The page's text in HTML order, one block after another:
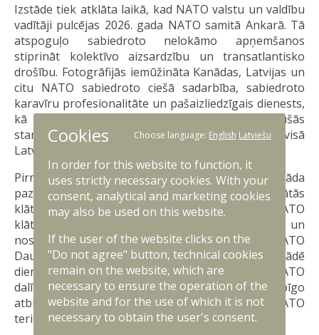
Izstāde tiek atklāta laikā, kad NATO valstu un valdību
vadītāji pulcējas 2026. gada NATO samitā Ankarā. Tā
atspoguļo sabiedroto nelokāmo apņemšanos
stiprināt kolektīvo aizsardzību un transatlantisko
drošību. Fotogrāfijās iemūžināta Kanādas, Latvijas un
citu NATO sabiedroto ciešā sadarbība, sabiedroto
karavīru profesionalitāte un pašaizliedzīgais dienests,
kā arī ciešās saiknes, kas gadu gaitā izveidojušās
starp militārpersonām un vietējām kopienām visā
Latvijā.
Pirms desmit gadiem, 2016. gada jūlijā, Kanāda
paziņoja par apņemšanos vadīt NATO paplašinātās
klātbūtnes kaujas grupu Latvijā. Kopš tā laika NATO
klātbūtne Latvijā ir būtiski paplašinājusies un
nostiprinājusies. Šodien Kanāda ir NATO
Daudznacionālās brigādes Latvijā ietvarvalsts. Brigādē
dien militārpersonas no vairāk nekā trešdaļas NATO
dalībvalstu, apliecinot alianses vienotību, kopīgo
atbildību un nelokāmo apņemšanos aizsargāt NATO
teritoriju.
Cookies Choose language: English Latviešu
In order for this website to function, it
uses strictly necessary cookies. With your
consent, analytical and marketing cookies
may also be used on this website.
If the user of the website clicks on the
"Do not agree" button, technical cookies
remain on the website, which are
necessary to ensure the operation of the
website and for the use of which it is not
necessary to obtain the user's consent.